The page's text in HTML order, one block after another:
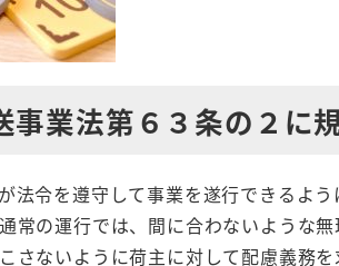
事業法第６３条の２に
法令を遵守して事業を遂行できるよ
常の運行では、間に合わないような
さないように荷主に対して配慮義務